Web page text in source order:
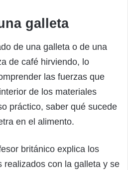
galleta
de una galleta o de una
de café hirviendo, lo
las fuerzas que
de los materiales
práctico, saber qué sucede
en el alimento.
británico explica los
realizados con la galleta y se